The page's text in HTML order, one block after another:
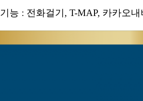
기능 : 전화걸기, T-MAP, 카카오